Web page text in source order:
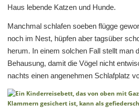
Haus lebende Katzen und Hunde.
Manchmal schlafen soeben flügge
noch im Nest, hüpfen aber tagsüber
herum. In einem solchen Fall stellt man
Behausung, damit die Vögel nicht
nachts einen angenehmen Schlafplatz